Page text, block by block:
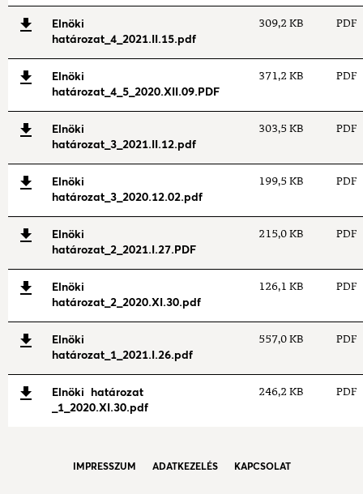
Elnöki
határozat_4_2021.II.15.pdf
309,2 KB PDF
Elnöki
határozat_4_5_2020.XII.09.PDF
371,2 KB PDF
Elnöki
határozat_3_2021.II.12.pdf
303,5 KB PDF
Elnöki
határozat_3_2020.12.02.pdf
199,5 KB PDF
Elnöki
határozat_2_2021.I.27.PDF
215,0 KB PDF
Elnöki
határozat_2_2020.XI.30.pdf
126,1 KB PDF
Elnöki
határozat_1_2021.I.26.pdf
557,0 KB PDF
Elnöki határozat
_1_2020.XI.30.pdf
246,2 KB PDF
IMPRESSZUM ADATKEZELÉS KAPCSOLAT